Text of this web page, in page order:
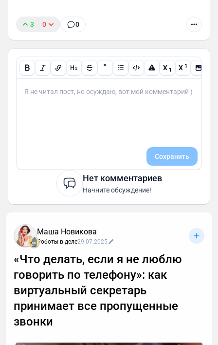
3 0 0
" X 1 X 1
Сохранить
Нет комментариев
Начните обсуждение!
Маша Новикова
Роботы в деле29.07.2025
«Что делать, если я не люблю
говорить по телефону»: как
виртуальный секретарь
принимает все пропущенные
звонки